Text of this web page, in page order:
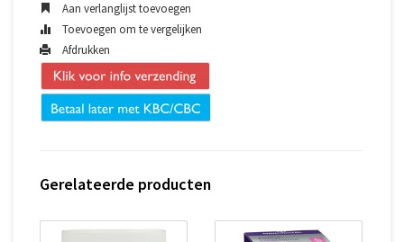
Aan verlanglijst toevoegen
Toevoegen om te vergelijken
Afdrukken
Gerelateerde producten